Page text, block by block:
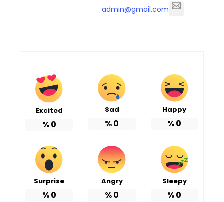
admin@gmail.com
Happy
0
%
Sad
0
%
Excited
0
%
Sleepy
0
%
Angry
0
%
Surprise
0
%